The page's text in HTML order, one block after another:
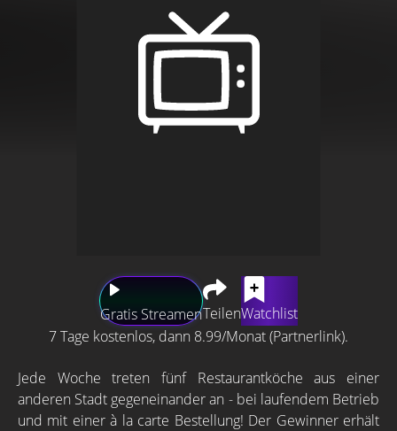
Gratis StreamenTeilenWatchlist
7 Tage kostenlos, dann 8.99/Monat (Partnerlink).
Jede Woche treten fünf Restaurantköche aus einer
anderen Stadt gegeneinander an - bei laufendem Betrieb
und mit einer à la carte Bestellung! Der Gewinner erhält